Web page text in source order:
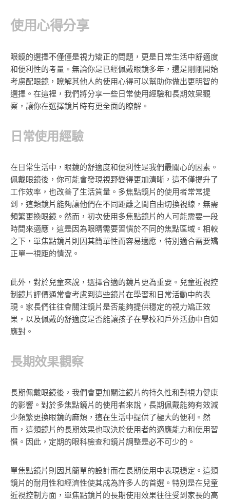
使用心得分享
眼鏡的選擇不僅僅是視力矯正的問題，更是日常生活中舒適度
和便利性的考量。無論你是已經佩戴眼鏡多年，還是剛剛開始
考慮配眼鏡，瞭解其他人的使用心得可以幫助你做出更明智的
選擇。在這裡，我們將分享一些日常使用經驗和長期效果觀
察，讓你在選擇鏡片時有更全面的瞭解。
日常使用經驗
在日常生活中，眼鏡的舒適度和便利性是我們最關心的因素。
佩戴眼鏡後，你可能會發現視野變得更加清晰，這不僅提升了
工作效率，也改善了生活質量。多焦點鏡片的使用者常常提
到，這類鏡片能夠讓他們在不同距離之間自由切換視線，無需
頻繁更換眼鏡。然而，初次使用多焦點鏡片的人可能需要一段
時間來適應，這是因為眼睛需要習慣於不同的焦點區域。相較
之下，單焦點鏡片則因其簡單性而容易適應，特別適合需要矯
正單一視距的情況。
此外，對於兒童來說，選擇合適的鏡片更為重要。兒童近視控
制鏡片評價通常會考慮到這些鏡片在學習和日常活動中的表
現。家長們往往會關注鏡片是否能夠提供穩定的視力矯正效
果，以及佩戴的舒適度是否能讓孩子在學校和戶外活動中自如
應對。
長期效果觀察
長期佩戴眼鏡後，我們會更加關注鏡片的持久性和對視力健康
的影響。對於多焦點鏡片的使用者來說，長期佩戴能夠有效減
少頻繁更換眼鏡的麻煩，這在生活中提供了極大的便利。然
而，這類鏡片的長期效果也取決於使用者的適應能力和使用習
慣。因此，定期的眼科檢查和鏡片調整是必不可少的。
單焦點鏡片則因其簡單的設計而在長期使用中表現穩定。這類
鏡片的耐用性和經濟性使其成為許多人的首選。特別是在兒童
近視控制方面，單焦點鏡片的長期使用效果往往受到家長的高